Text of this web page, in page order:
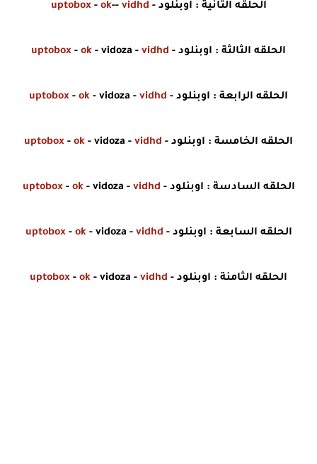
الحلقه الثانية : اوبنلود - uptobox- ok-- vidhd
الحلقه الثالثة : اوبنلود - uptobox - ok - vidoza - vidhd
الحلقه الرابعة : اوبنلود - uptobox - ok - vidoza - vidhd
الحلقه الخامسة : اوبنلود - uptobox - ok - vidoza - vidhd
الحلقه السادسة : اوبنلود - uptobox- ok- vidoza - vidhd
الحلقه السابعة : اوبنلود - uptobox- ok- vidoza - vidhd
الحلقه الثامنة : اوبنلود - uptobox - ok - vidoza - vidhd